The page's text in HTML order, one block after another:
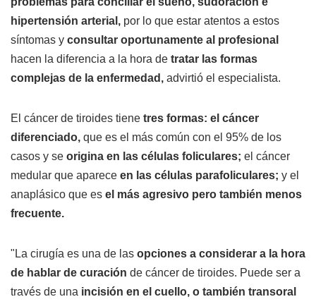
hipertensión arterial, por lo que estar atentos a estos
síntomas y consultar oportunamente al profesional
hacen la diferencia a la hora de tratar las formas
complejas de la enfermedad, advirtió el especialista.
El cáncer de tiroides tiene tres formas: el cáncer
diferenciado, que es el más común con el 95% de los
casos y se origina en las células foliculares; el cáncer
medular que aparece en las células parafoliculares; y el
anaplásico que es el más agresivo pero también menos
frecuente.
"La cirugía es una de las opciones a considerar a la hora
de hablar de curación de cáncer de tiroides. Puede ser a
través de una incisión en el cuello, o también transoral